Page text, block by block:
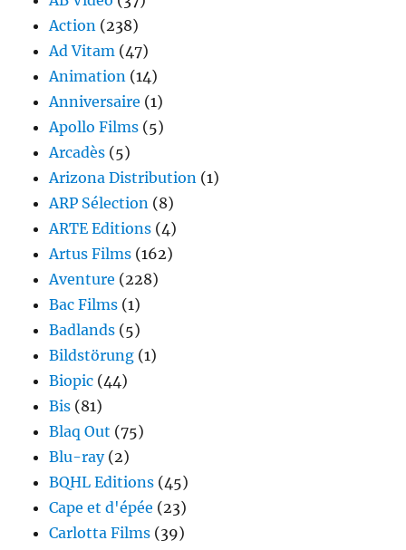
Action (238)
Ad Vitam (47)
Animation (14)
Anniversaire (1)
Apollo Films (5)
Arcadès (5)
Arizona Distribution (1)
ARP Sélection (8)
ARTE Editions (4)
Artus Films (162)
Aventure (228)
Bac Films (1)
Badlands (5)
Bildstörung (1)
Biopic (44)
Bis (81)
Blaq Out (75)
Blu-ray(2)
BQHL Editions (45)
Cape et d'épée (23)
Carlotta Films (39)